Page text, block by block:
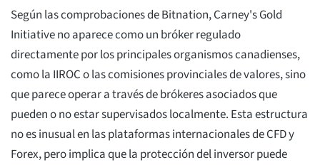
Según las comprobaciones de Bitnation, Carney's Gold
Initiative no aparece como un bróker regulado
directamente por los principales organismos canadienses,
como la IIROC o las comisiones provinciales de valores, sino
que parece operar a través de brókeres asociados que
pueden o no estar supervisados localmente. Esta estructura
no es inusual en las plataformas internacionales de CFD y
Forex, pero implica que la protección del inversor puede